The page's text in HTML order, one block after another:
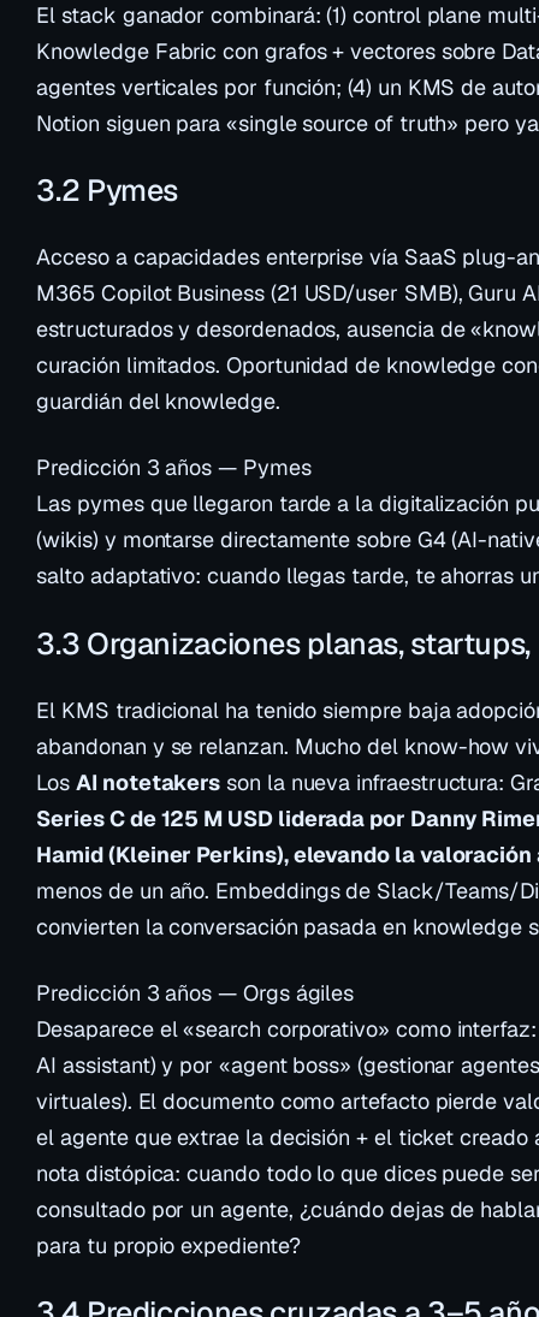
El stack ganador combinará: (1) control plane
Knowledge Fabric con grafos + vectores sobre
agentes verticales por función; (4) un KMS de
Notion siguen para «single source of truth» pero
3.2 Pymes
Acceso a capacidades enterprise vía SaaS plug-
M365 Copilot Business (21 USD/user SMB), Guru
estructurados y desordenados, ausencia de
curación limitados. Oportunidad de knowledge
guardián del knowledge.
Predicción 3 años — Pymes
Las pymes que llegaron tarde a la digitalización
(wikis) y montarse directamente sobre G4 (AI-
salto adaptativo: cuando llegas tarde, te ahorras
3.3 Organizaciones planas,
El KMS tradicional ha tenido siempre baja
abandonan y se relanzan. Mucho del know-how
LosAI notetakers son la nueva infraestructura:
Series C de 125 M USD liderada por Danny
Hamid (Kleiner Perkins), elevando la valoración
menos de un año. Embeddings de Slack/Teams/
convierten la conversación pasada en knowledge
Predicción 3 años — Orgs ágiles
Desaparece el «search corporativo» como
AI assistant) y por «agent boss» (gestionar
virtuales). El documento como artefacto pierde
el agente que extrae la decisión + el ticket creado
nota distópica: cuando todo lo que dices puede
consultado por un agente, ¿cuándo dejas de
para tu propio expediente?